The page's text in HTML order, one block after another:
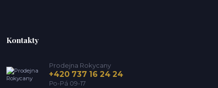
Kontakty
Prodejna Rokycany
+420 737 16 24 24
Po-Pá 09-17